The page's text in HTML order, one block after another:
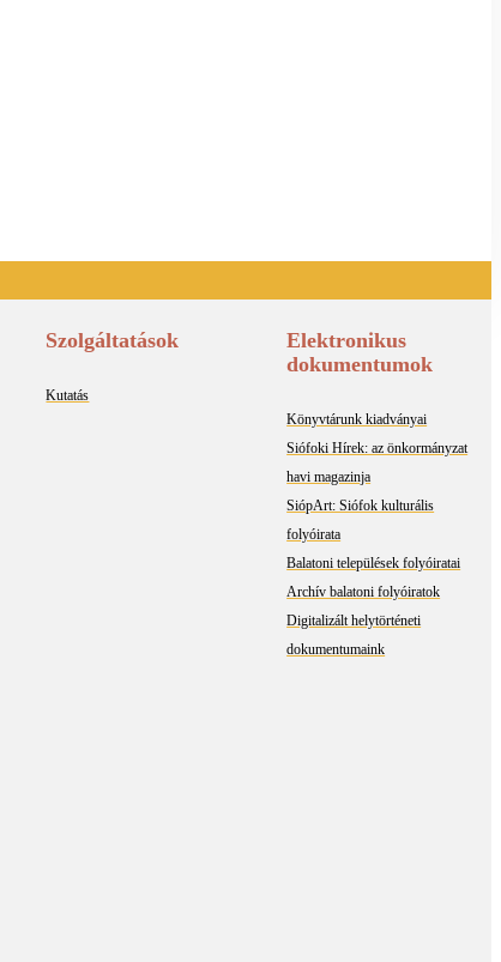
Szolgáltatások
Kutatás
Elektronikus
dokumentumok
Könyvtárunk kiadványai
Siófoki Hírek: az önkormányzat
havi magazinja
SiópArt: Siófok kulturális
folyóirata
Balatoni települések folyóiratai
Archív balatoni folyóiratok
Digitalizált helytörténeti
dokumentumaink